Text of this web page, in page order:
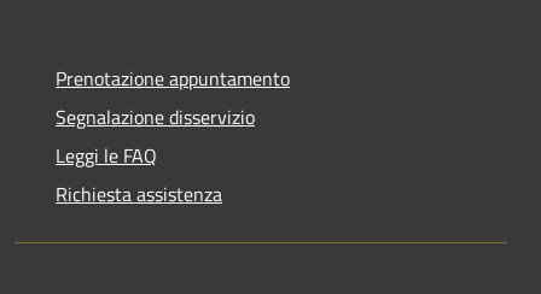
Prenotazione appuntamento
Segnalazione disservizio
Leggi le FAQ
Richiesta assistenza